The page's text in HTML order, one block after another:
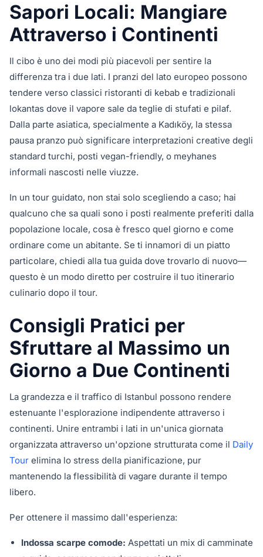
Sapori Locali: Mangiare
Attraverso i Continenti
Il cibo è uno dei modi più piacevoli per sentire la
differenza tra i due lati. I pranzi del lato europeo possono
tendere verso classici ristoranti di kebab e tradizionali
lokantas dove il vapore sale da teglie di stufati e pilaf.
Dalla parte asiatica, specialmente a Kadıköy, la stessa
pausa pranzo può significare interpretazioni creative degli
standard turchi, posti vegan-friendly, o meyhanes
informali nascosti nelle viuzze.
In un tour guidato, non stai solo scegliendo a caso; hai
qualcuno che sa quali sono i posti realmente preferiti dalla
popolazione locale, cosa è fresco quel giorno e come
ordinare come un abitante. Se ti innamori di un piatto
particolare, chiedi alla tua guida dove trovarlo di nuovo—
questo è un modo diretto per costruire il tuo itinerario
culinario dopo il tour.
Consigli Pratici per
Sfruttare al Massimo un
Giorno a Due Continenti
La grandezza e il traffico di Istanbul possono rendere
estenuante l'esplorazione indipendente attraverso i
continenti. Unire entrambi i lati in un'unica giornata
organizzata attraverso un'opzione strutturata come il Daily
Tour elimina lo stress della pianificazione, pur
mantenendo la flessibilità di vagare durante il tempo
libero.
Per ottenere il massimo dall'esperienza:
Indossa scarpe comode: Aspettati un mix di camminate